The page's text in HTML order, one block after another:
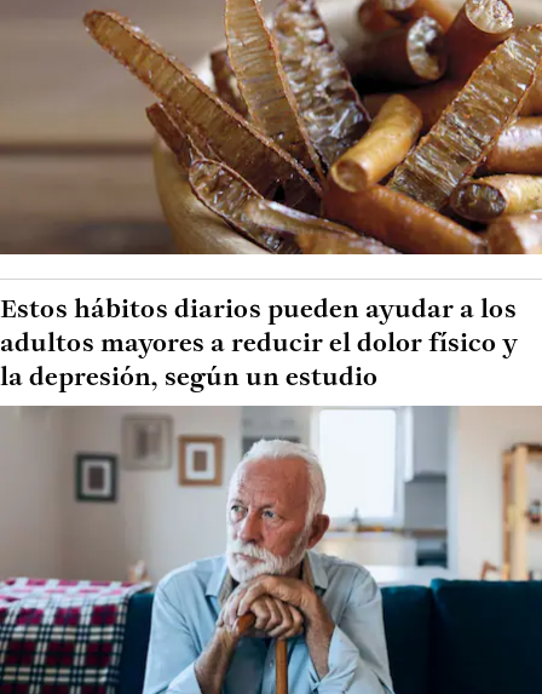
Estos hábitos diarios pueden ayudar a los
adultos mayores a reducir el dolor físico y
la depresión, según un estudio